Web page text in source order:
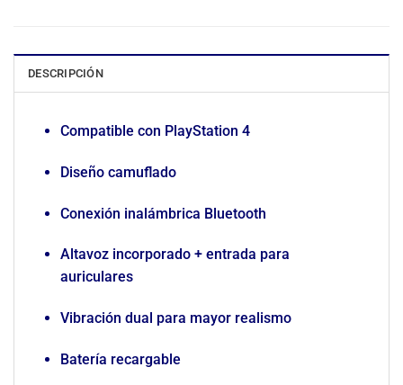
DESCRIPCIÓN
Compatible con PlayStation 4
Diseño camuflado
Conexión inalámbrica Bluetooth
Altavoz incorporado + entrada para
auriculares
Vibración dual para mayor realismo
Batería recargable